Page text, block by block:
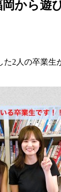
から遊
た2人の卒業生